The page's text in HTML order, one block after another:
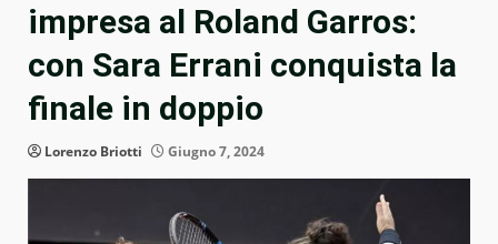
impresa al Roland Garros:
con Sara Errani conquista la
finale in doppio
Lorenzo Briotti Giugno 7, 2024